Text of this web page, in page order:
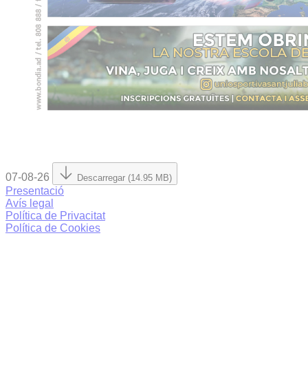
07-08-26 Descarregar (14.95 MB)
Presentació
Avís legal
Política de Privacitat
Política de Cookies